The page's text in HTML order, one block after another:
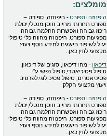
מומלצים:
היפנוזה וספורט - היפנוזה, ספורט –
ספורט תחרותי מחייב חוסן מנטלי,יכולת
ריכוז גבוהה ואפשרות החלמה גבוהה
מפגיעות ספורט. היפנוזה מהווה כלי טיפולי
יעיל לשיפור הישגים.למידע נוסף ויעוץ
מקצועי לחץ כאן..
דיכאון - מהו דיכאון, סוגים של דיכאון,
טיפול פסיכיאטרי,טיפול נפשי ע"י
פסיכיאטרים, טיפול פסיכולוגי.לפרטים
ויעוץ מקצועי הקלק
היפנוזה וספורט - היפנוזה, ספורט –
ספורט תחרותי מחייב חוסן מנטלי,יכולת
ריכוז גבוהה ואפשרות החלמה גבוהה
מפגיעות ספורט. היפנוזה מהווה כלי טיפולי
יעיל לשיפור הישגים.למידע נוסף ויעוץ
מקצועי לחץ כאן..